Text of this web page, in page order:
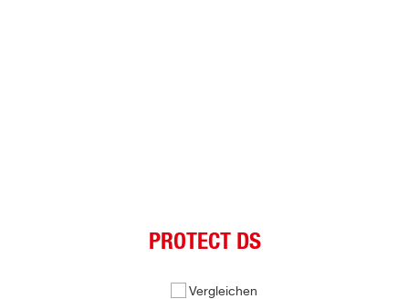
PROTECT DS
Vergleichen